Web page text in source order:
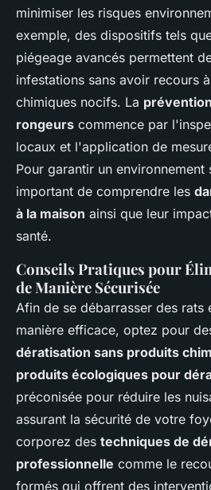
minimiser les risques
exemple, des dispositifs tels
piégeage avancés permettent
infestations sans avoir recours
chimiques nocifs. La
rongeurs commence par
locaux et l'application de
Pour garantir un environnement
important de comprendre les
à la maison ainsi que leur
santé.
Conseils Pratiques pour
de Manière Sécurisée
Afin de se débarrasser des rats
manière efficace, optez pour
dératisation sans produits
produits écologiques pour
préconisée pour réduire les
assurant la sécurité de votre
corporez des techniques de
professionnelle comme le
formés qui offrent des